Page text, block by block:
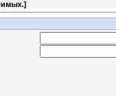
]